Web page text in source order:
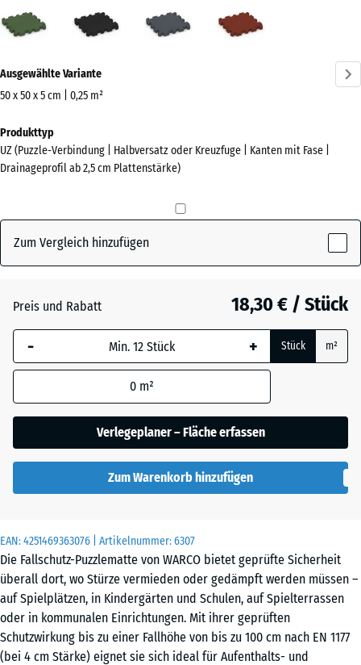
EAN:4251469363076 | Artikelnummer:6307
Die Fallschutz-Puzzlematte von WARCO bietet geprüfte Sicherheit
überall dort, wo Stürze vermieden oder gedämpft werden müssen –
auf Spielplätzen, in Kindergärten und Schulen, auf Spielterrassen
oder in kommunalen Einrichtungen. Mit ihrer geprüften
Schutzwirkung bis zu einer Fallhöhe von bis zu 100 cm nach EN 1177
(bei 4 cm Stärke) eignet sie sich ideal für Aufenthalts- und
(active)
Schiefergrau
Informationen
zu
Farben?
Farbpalette
Grasgrün(active)
- 0,50 €
Ausgewählte Variante
50 x 50 x 5 cm | 0,25 m²
Abmessungen
für
den
x
540
Die gewählte, blau
umrandete
Abmessung wird
Produktdaten nicht
anders angegeben)
für die
Bedarfsberechnung
x
50
x 5
cm
|
0,25
m²
Produkttyp
UZ (Puzzle-Verbindung | Halbversatz oder Kreuzfuge | Kanten mit Fase |
Drainageprofil ab 2,5 cm Plattenstärke)
Zum Vergleich hinzufügen
Preis und Rabatt 18,30 € / Stück
- + Stück m²
0 m²
Verlegeplaner – Fläche erfassen
Zum Warenkorb hinzufügen